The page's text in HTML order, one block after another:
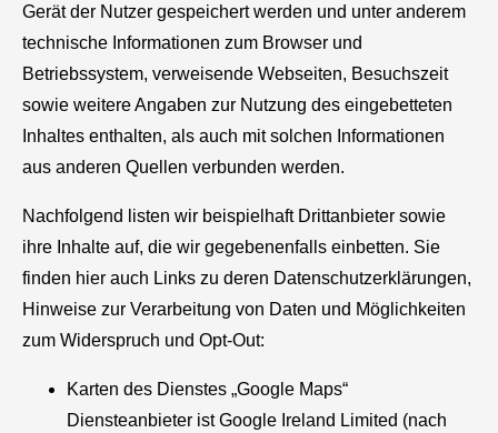
Gerät der Nutzer gespeichert werden und unter anderem
technische Informationen zum Browser und
Betriebssystem, verweisende Webseiten, Besuchszeit
sowie weitere Angaben zur Nutzung des eingebetteten
Inhaltes enthalten, als auch mit solchen Informationen
aus anderen Quellen verbunden werden.
Nachfolgend listen wir beispielhaft Drittanbieter sowie
ihre Inhalte auf, die wir gegebenenfalls einbetten. Sie
finden hier auch Links zu deren Datenschutzerklärungen,
Hinweise zur Verarbeitung von Daten und Möglichkeiten
zum Widerspruch und Opt-Out:
Karten des Dienstes „Google Maps“
Diensteanbieter ist Google Ireland Limited (nach